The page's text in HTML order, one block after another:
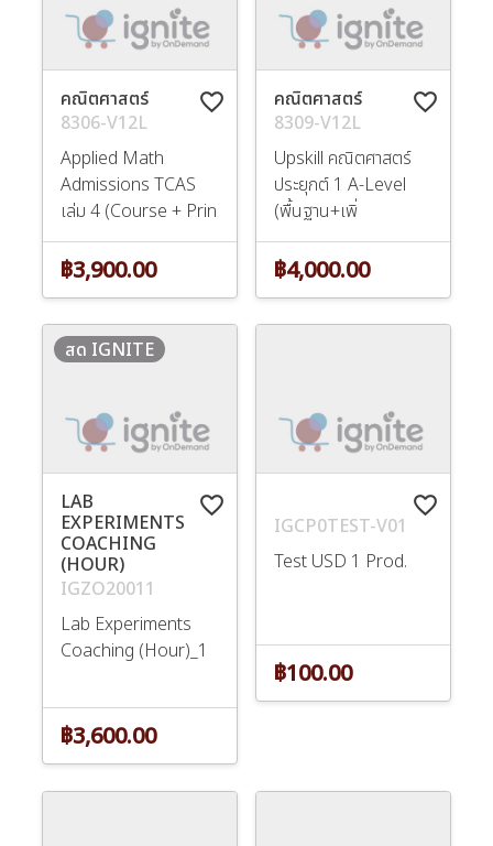
favorite_border
คณิตศาสตร์
8306-V12L
Applied Math
Admissions TCAS
เล่ม 4 (Course + Prin
฿3,900.00
favorite_border
คณิตศาสตร์
8309-V12L
Upskill คณิตศาสตร์
ประยุกต์ 1 A-Level
(พื้นฐาน+เพิ่
฿4,000.00
favorite_border
LAB
EXPERIMENTS
COACHING
(HOUR)
IGZO20011
Lab Experiments
Coaching (Hour)_1
สด IGNITE
฿3,600.00
favorite_border
IGCP0TEST-V01
Test USD 1 Prod.
฿100.00